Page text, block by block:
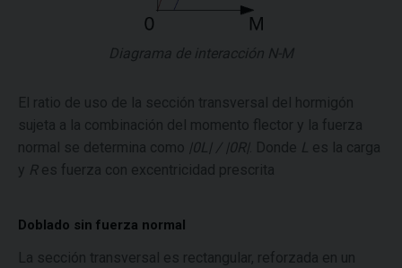
Diagrama de interacción N-M
El ratio de uso de la sección transversal del hormigón
sujeta a la combinación del momento flector y la fuerza
normal se determina como |0L| / |0R|. Donde L es la carga
y Res fuerza con excentricidad prescrita
Doblado sin fuerza normal
La sección transversal es rectangular, reforzada en un